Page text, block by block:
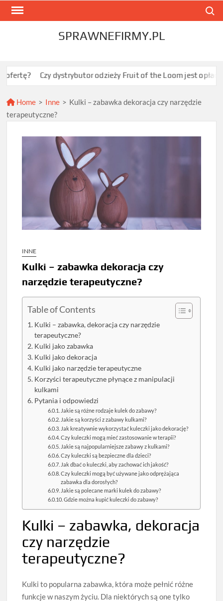
Skip
SPRAWNEFIRMY.PL
Czy dystrybutor odzieży Fruit of the Loom jest opłacalny dla
Home > Inne > Kulki – zabawka dekoracja czy narzędzie
terapeutyczne?
INNE
Kulki – zabawka dekoracja czy
narzędzie terapeutyczne?
Table of Contents
Kulki – zabawka, dekoracja czy narzędzie
terapeutyczne?
Kulki jako zabawka
Kulki jako dekoracja
Kulki jako narzędzie terapeutyczne
Korzyści terapeutyczne płynące z manipulacji
kulkami
Pytania i odpowiedzi
Jakie są różne rodzaje kulek do zabawy?
Jakie są korzyści z zabawy kulkami?
Jak kreatywnie wykorzystać kuleczki jako dekorację?
Czy kuleczki mogą mieć zastosowanie w terapii?
Jakie są najpopularniejsze zabawy z kulkami?
Czy kuleczki są bezpieczne dla dzieci?
Jak dbać o kuleczki, aby zachować ich jakość?
Czy kuleczki mogą być używane jako odprężająca
zabawka dla dorosłych?
Jakie są polecane marki kulek do zabawy?
Gdzie można kupić kuleczki do zabawy?
Kulki – zabawka, dekoracja
czy narzędzie
terapeutyczne?
Kulki to popularna zabawka, która może pełnić różne
funkcje w naszym życiu. Dla niektórych są one tylko